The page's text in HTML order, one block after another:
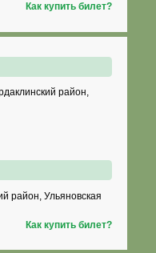
Как купить билет?
район,
район, Ульяновская
Как купить билет?